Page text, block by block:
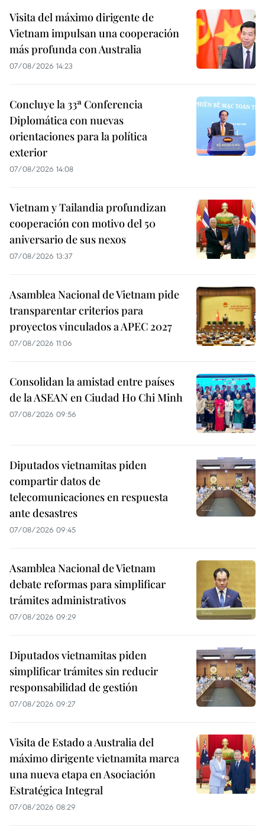
Visita del máximo dirigente de
Vietnam impulsan una cooperación
más profunda con Australia
07/08/2026 14:23
Concluye la 33ª Conferencia
Diplomática con nuevas
orientaciones para la política
exterior
07/08/2026 14:08
Vietnam y Tailandia profundizan
cooperación con motivo del 50
aniversario de sus nexos
07/08/2026 13:37
Asamblea Nacional de Vietnam pide
transparentar criterios para
proyectos vinculados a APEC 2027
07/08/2026 11:06
Consolidan la amistad entre países
de la ASEAN en Ciudad Ho Chi Minh
07/08/2026 09:56
Diputados vietnamitas piden
compartir datos de
telecomunicaciones en respuesta
ante desastres
07/08/2026 09:45
Asamblea Nacional de Vietnam
debate reformas para simplificar
trámites administrativos
07/08/2026 09:29
Diputados vietnamitas piden
simplificar trámites sin reducir
responsabilidad de gestión
07/08/2026 09:27
Visita de Estado a Australia del
máximo dirigente vietnamita marca
una nueva etapa en Asociación
Estratégica Integral
07/08/2026 08:29